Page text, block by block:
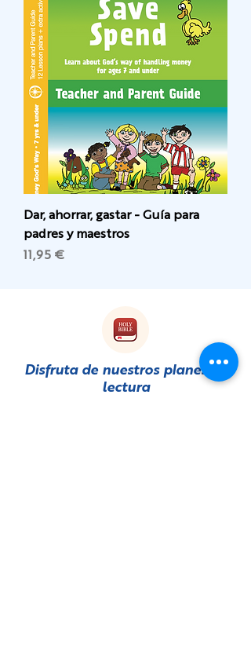
Dar, ahorrar, gastar - Guía para
padres y maestros
Precio
11,95 €
Disfruta de nuestros planes de
lectura